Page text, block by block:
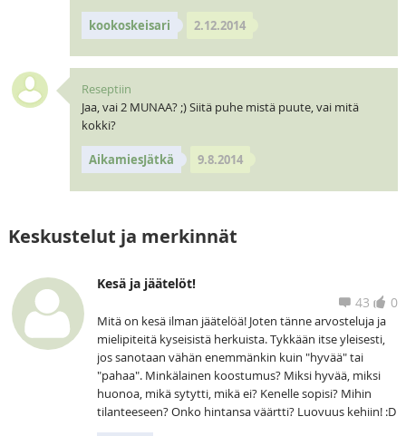
kookoskeisari 2.12.2014
Reseptiin
Jaa, vai 2 MUNAA? ;) Siitä puhe mistä puute, vai mitä
kokki?
AikamiesJätkä 9.8.2014
Keskustelut ja merkinnät
Kesä ja jäätelöt!
0
43
Mitä on kesä ilman jäätelöä! Joten tänne arvosteluja ja
mielipiteitä kyseisistä herkuista. Tykkään itse yleisesti,
jos sanotaan vähän enemmänkin kuin "hyvää" tai
"pahaa". Minkälainen koostumus? Miksi hyvää, miksi
huonoa, mikä sytytti, mikä ei? Kenelle sopisi? Mihin
tilanteeseen? Onko hintansa väärtti? Luovuus kehiin! :D